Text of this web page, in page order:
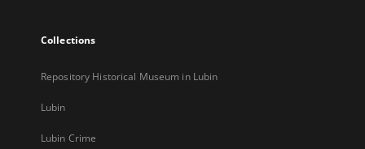
Collections
Repository Historical Museum in Lubin
Lubin
Lubin Crime